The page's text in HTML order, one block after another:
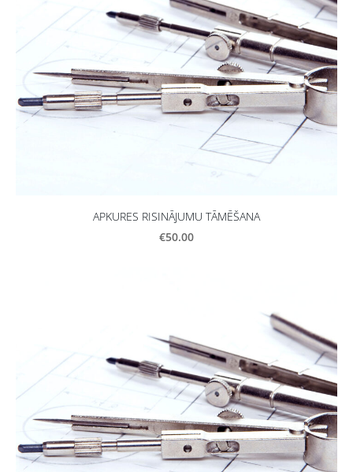
APKURES RISINĀJUMU TĀMĒŠANA
€50.00